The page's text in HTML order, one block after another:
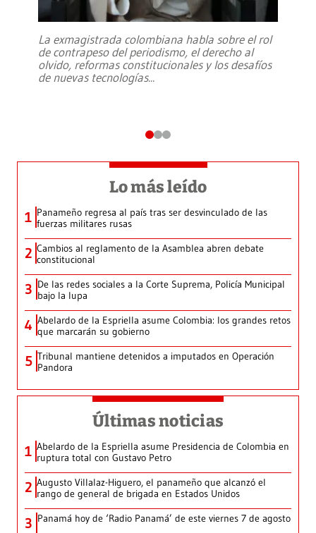
La exmagistrada colombiana habla sobre el rol
de contrapeso del periodismo, el derecho al
olvido, reformas constitucionales y los desafíos
de nuevas tecnologías...
Lo más leído
1 Panameño regresa al país tras ser desvinculado de las
fuerzas militares rusas
2 Cambios al reglamento de la Asamblea abren debate
constitucional
3 De las redes sociales a la Corte Suprema, Policía Municipal
bajo la lupa
4 Abelardo de la Espriella asume Colombia: los grandes retos
que marcarán su gobierno
5 Tribunal mantiene detenidos a imputados en Operación
Pandora
Últimas noticias
1 Abelardo de la Espriella asume Presidencia de Colombia en
ruptura total con Gustavo Petro
2 Augusto Villalaz-Higuero, el panameño que alcanzó el
rango de general de brigada en Estados Unidos
3 Panamá hoy de ‘Radio Panamá’ de este viernes 7 de agosto